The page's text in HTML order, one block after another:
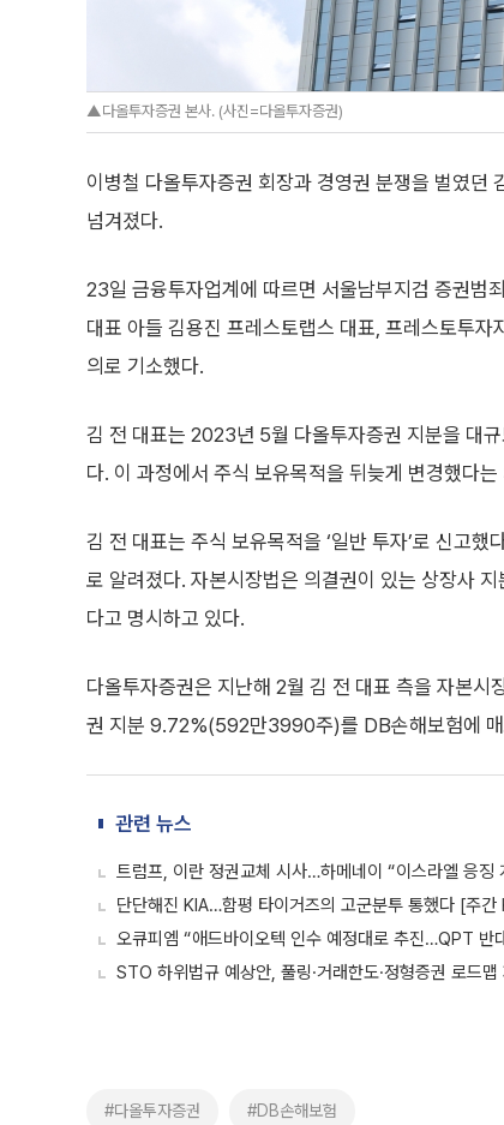
▲다올투자증권 본사. (사진=다올투자증권)
이병철 다올투자증권 회장과 경영권 분쟁을 벌였던
넘겨졌다.
23일 금융투자업계에 따르면 서울남부지검 증권범
대표 아들 김용진 프레스토랩스 대표, 프레스토투자
의로 기소했다.
김 전 대표는 2023년 5월 다올투자증권 지분을 대
다. 이 과정에서 주식 보유목적을 뒤늦게 변경했다
김 전 대표는 주식 보유목적을 ‘일반 투자’로 신고했
로 알려졌다. 자본시장법은 의결권이 있는 상장사
다고 명시하고 있다.
다올투자증권은 지난해 2월 김 전 대표 측을 자본
권 지분 9.72%(592만3990주)를 DB손해보험에
관련 뉴스
트럼프, 이란 정권교체 시사…하메네이 “이스라엘 응징
단단해진 KIA…함평 타이거즈의 고군분투 통했다 [주간
오큐피엠 “애드바이오텍 인수 예정대로 추진…QPT 반
STO 하위법규 예상안, 풀링·거래한도·정형증권 로드맵
#다올투자증권 #DB손해보험